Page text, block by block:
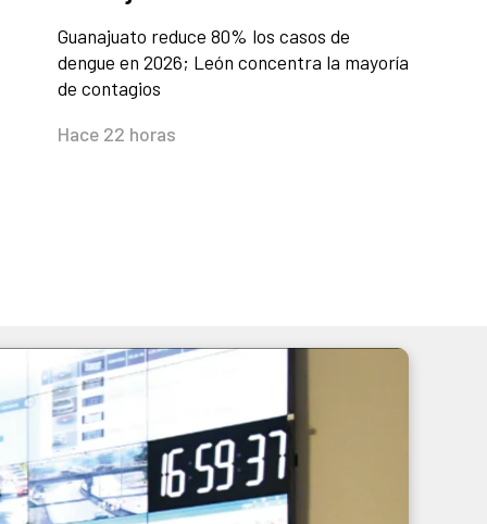
Guanajuato reduce 80% los casos de
dengue en 2026; León concentra la mayoría
de contagios
Hace 22 horas